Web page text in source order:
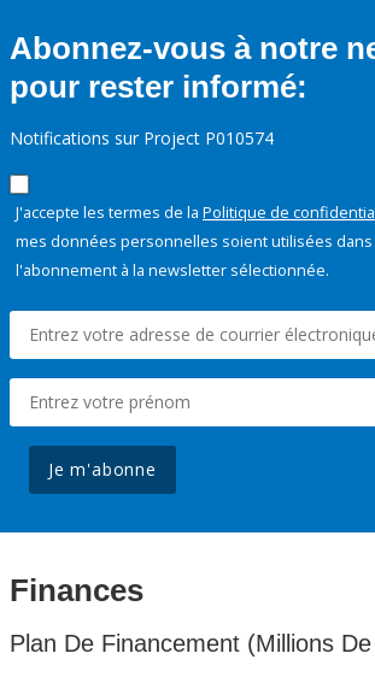
Abonnez-vous à notre
pour rester informé:
Notifications sur Project P010574
J'accepte les termes de la Politique de
mes données personnelles soient utilisées dans
l'abonnement à la newsletter sélectionnée.
Je m'abonne
Finances
Plan De Financement (Millions